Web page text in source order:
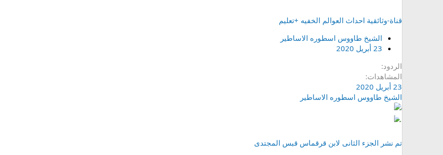
قناة-وثائقية احداث العوالم الخفيه +تعليم
الشيخ طاووس اسطوره الاساطير
23 أبريل 2020
الردود
المشاهدات
23 أبريل 2020
الشيخ طاووس اسطوره الاساطير
تم نشر الجزء الثانى لابن قرقماس قبس المجتدى